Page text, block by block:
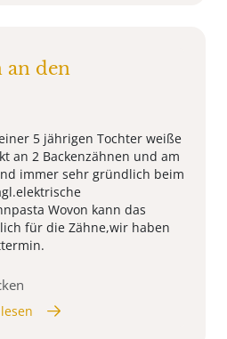
an den
5 jährigen Tochter weiße
an 2 Backenzähnen und am
immer sehr gründlich beim
Wovon kann das
für die Zähne,wir haben